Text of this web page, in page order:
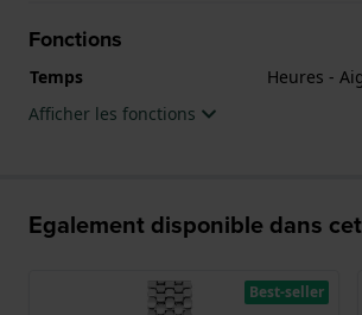
Fonctions
Temps
Heures -
Afficher les fonctions
Egalement disponible dans
Best-seller